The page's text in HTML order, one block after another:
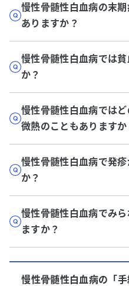
慢性骨髄性白血病の末
ありますか？
慢性骨髄性白血病では
か？
慢性骨髄性白血病では
微熱のこともありますか
慢性骨髄性白血病で発
か？
慢性骨髄性白血病でみ
ますか？
慢性骨髄性白血病の「